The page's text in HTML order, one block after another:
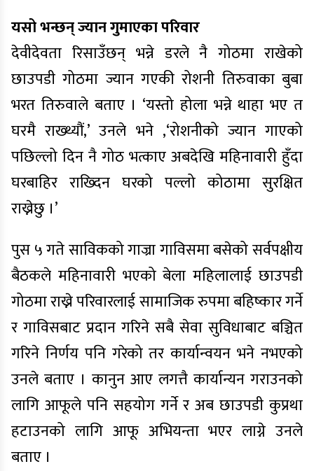
यसो भन्छन् ज्यान गुमाएका परिवार
देवीदेवता रिसाउँछन् भन्ने डरले नै गोठमा राखेको
छाउपडी गोठमा ज्यान गएकी रोशनी तिरुवाका बुबा
भरत तिरुवाले बताए । ‘यस्तो होला भन्ने थाहा भए त
घरमै राख्थ्यौं,’ उनले भने ,‘रोशनीको ज्यान गाएको
पछिल्लो दिन नै गोठ भत्काए अबदेखि महिनावारी हुँदा
घरबाहिर राख्दिन घरको पल्लो कोठामा सुरक्षित
राख्नेछु ।’
पुस ५ गते साविकको गाज्रा गाविसमा बसेको सर्वपक्षीय
बैठकले महिनावारी भएको बेला महिलालाई छाउपडी
गोठमा राख्ने परिवारलाई सामाजिक रुपमा बहिष्कार गर्ने
र गाविसबाट प्रदान गरिने सबै सेवा सुविधाबाट बञ्चित
गरिने निर्णय पनि गरेको तर कार्यान्वयन भने नभएको
उनले बताए । कानुन आए लगत्तै कार्यान्यन गराउनको
लागि आफूले पनि सहयोग गर्ने र अब छाउपडी कुप्रथा
हटाउनको लागि आफू अभियन्ता भएर लाग्ने उनले
बताए ।